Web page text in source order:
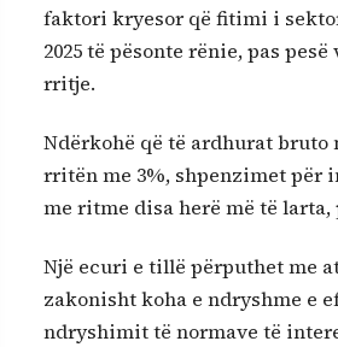
faktori kryesor që fitimi i
2025 të pësonte rënie, pas
rritje.
Ndërkohë që të ardhurat bruto
rritën me 3%, shpenzimet për
me ritme disa herë më të larta,
Një ecuri e tillë përputhet me
zakonisht koha e ndryshme e
ndryshimit të normave të